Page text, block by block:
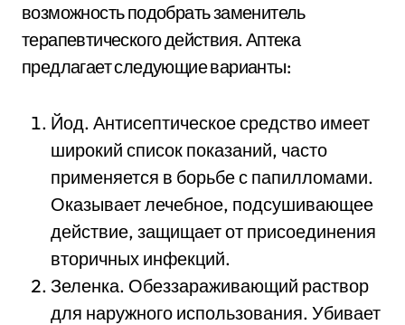
возможность подобрать заменитель
терапевтического действия. Аптека
предлагает следующие варианты:
Йод. Антисептическое средство имеет
широкий список показаний, часто
применяется в борьбе с папилломами.
Оказывает лечебное, подсушивающее
действие, защищает от присоединения
вторичных инфекций.
Зеленка. Обеззараживающий раствор
для наружного использования. Убивает